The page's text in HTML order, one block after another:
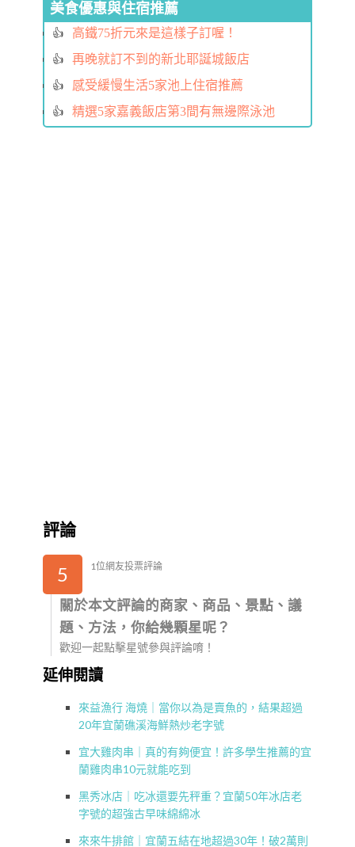
美食優惠與住宿推薦
高鐵75折元來是這樣子訂喔！
再晚就訂不到的新北耶誕城飯店
感受緩慢生活5家池上住宿推薦
精選5家嘉義飯店第3間有無邊際泳池
評論
5 1位網友投票評論
關於本文評論的商家、商品、景點、議
題、方法，你給幾顆星呢？
歡迎一起點擊星號參與評論唷！
延伸閱讀
來益漁行 海燒｜當你以為是賣魚的，結果超過
20年宜蘭礁溪海鮮熱炒老字號
宜大雞肉串｜真的有夠便宜！許多學生推薦的宜
蘭雞肉串10元就能吃到
黑秀冰店｜吃冰還要先秤重？宜蘭50年冰店老
字號的超強古早味綿綿冰
來來牛排館｜宜蘭五結在地超過30年！破2萬則